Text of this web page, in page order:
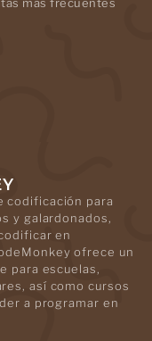
codificación para
y galardonados,
en
ofrece un
para escuelas,
así como cursos
a programar en